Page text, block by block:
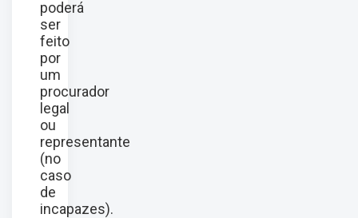
poderá
ser
feito
por
um
procurador
legal
ou
representante
(no
caso
de
incapazes).